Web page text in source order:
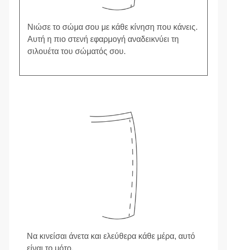
Νιώσε το σώμα σου με κάθε κίνηση που κάνεις.
Αυτή η πιο στενή εφαρμογή αναδεικνύει τη
σιλουέτα του σώματός σου.
Να κινείσαι άνετα και ελεύθερα κάθε μέρα, αυτό
είναι το μότο.